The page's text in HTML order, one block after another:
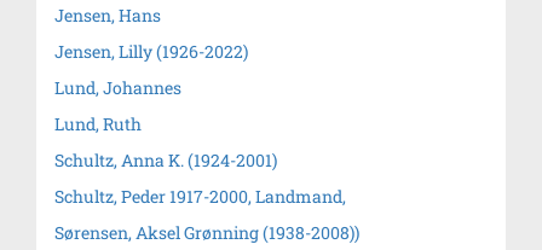
Jensen, Hans
Jensen, Lilly (1926-2022)
Lund, Johannes
Lund, Ruth
Schultz, Anna K. (1924-2001)
Schultz, Peder 1917-2000, Landmand,
Sørensen, Aksel Grønning (1938-2008))